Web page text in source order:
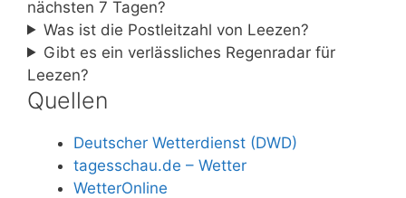
nächsten 7 Tagen?
Was ist die Postleitzahl von Leezen?
Gibt es ein verlässliches Regenradar für
Leezen?
Quellen
Deutscher Wetterdienst (DWD)
tagesschau.de – Wetter
WetterOnline